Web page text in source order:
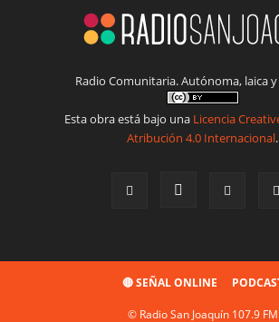
Radio Comunitaria. Autónoma, laica
Esta obra está bajo una Licencia
Atribución 4.0 Internacional.
🔴 SEÑAL ONLINE
© Radio San Joaquín 107.9 FM